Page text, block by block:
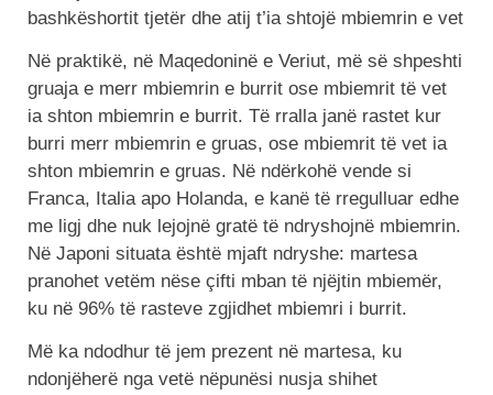
bashkëshortit tjetër dhe atij t’ia shtojë mbiemrin e vet
Në praktikë, në Maqedoninë e Veriut, më së shpeshti
gruaja e merr mbiemrin e burrit ose mbiemrit të vet
ia shton mbiemrin e burrit. Të rralla janë rastet kur
burri merr mbiemrin e gruas, ose mbiemrit të vet ia
shton mbiemrin e gruas. Në ndërkohë vende si
Franca, Italia apo Holanda, e kanë të rregulluar edhe
me ligj dhe nuk lejojnë gratë të ndryshojnë mbiemrin.
Në Japoni situata është mjaft ndryshe: martesa
pranohet vetëm nëse çifti mban të njëjtin mbiemër,
ku në 96% të rasteve zgjidhet mbiemri i burrit.
Më ka ndodhur të jem prezent në martesa, ku
ndonjëherë nga vetë nëpunësi nusja shihet